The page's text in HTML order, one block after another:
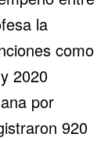
la
como
2020
por
920